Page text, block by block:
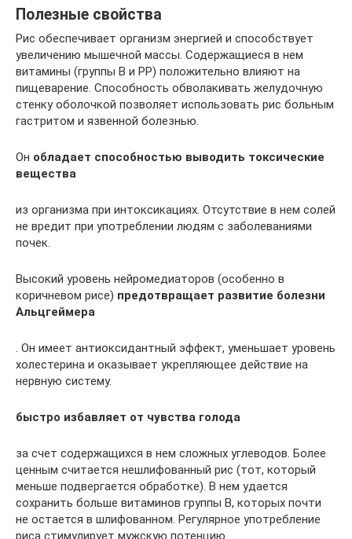
Полезные свойства
Рис обеспечивает организм энергией и способствует
увеличению мышечной массы. Содержащиеся в нем
витамины (группы В и РР) положительно влияют на
пищеварение. Способность обволакивать желудочную
стенку оболочкой позволяет использовать рис больным
гастритом и язвенной болезнью.
Он обладает способностью выводить токсические
вещества
из организма при интоксикациях. Отсутствие в нем солей
не вредит при употреблении людям с заболеваниями
почек.
Высокий уровень нейромедиаторов (особенно в
коричневом рисе) предотвращает развитие болезни
Альцгеймера
. Он имеет антиоксидантный эффект, уменьшает уровень
холестерина и оказывает укрепляющее действие на
нервную систему.
быстро избавляет от чувства голода
за счет содержащихся в нем сложных углеводов. Более
ценным считается нешлифованный рис (тот, который
меньше подвергается обработке). В нем удается
сохранить больше витаминов группы В, которых почти
не остается в шлифованном. Регулярное употребление
риса стимулирует мужскую потенцию.